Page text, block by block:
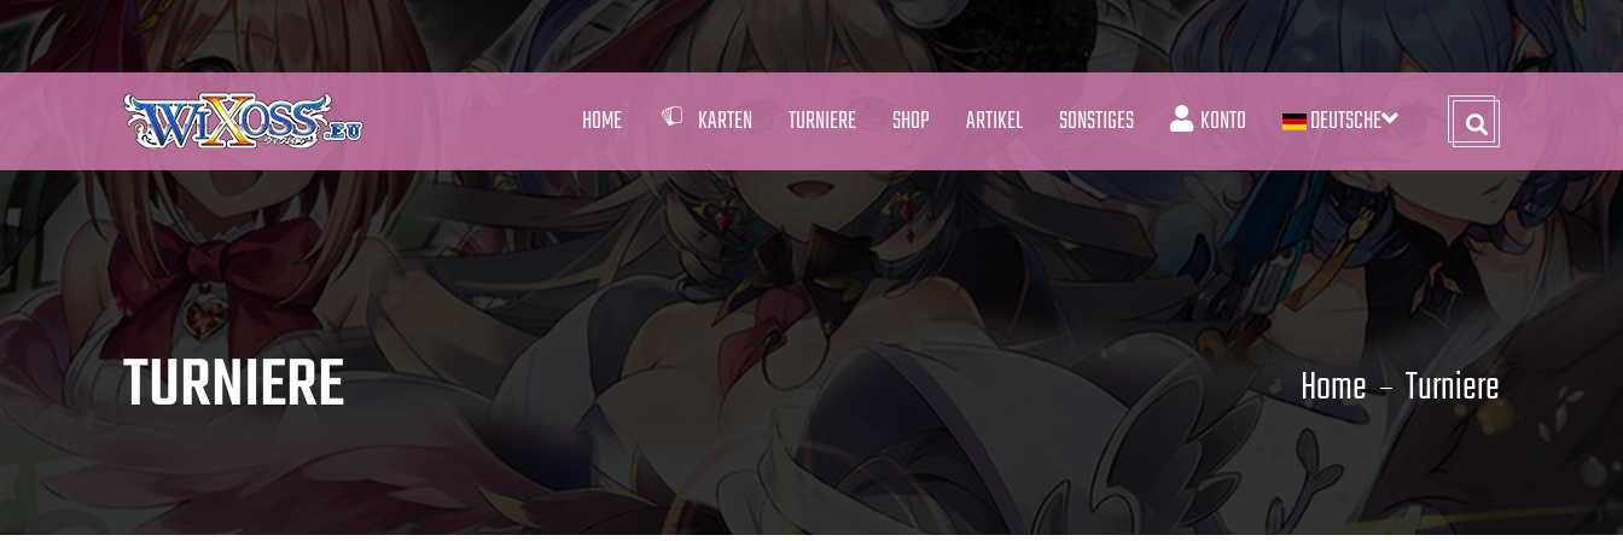
HOME KARTEN TURNIERE SHOP ARTIKEL SONSTIGES KONTO DEUTSCHE
TURNIERE Home Turniere